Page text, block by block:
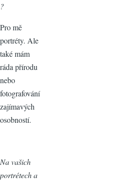
?
Pro mě
portréty. Ale
také mám
ráda přírodu
nebo
fotografování
zajímavých
osobností.
Na vašich
portrétech a